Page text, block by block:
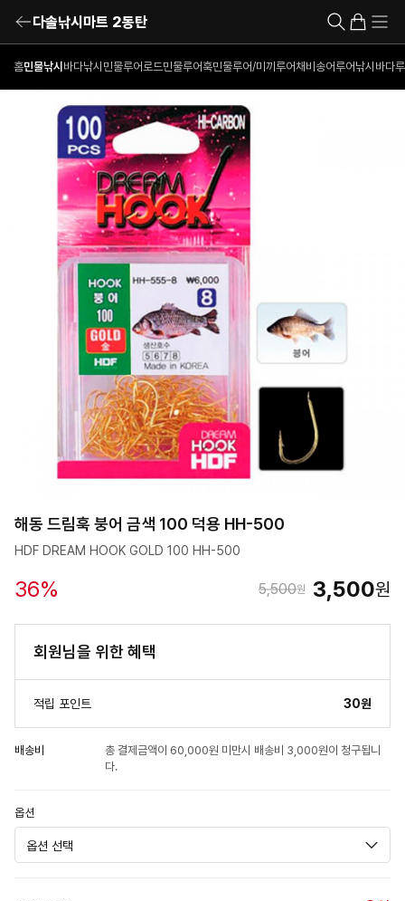
다솔낚시마트 2동탄
홈민물낚시 바다낚시 민물루어로드민물루어훅민물루어/미끼 루어채비 송어루어낚시 바다
해동 드림훅 붕어 금색 100 덕용 HH-500
HDF DREAM HOOK GOLD 100 HH-500
36% 5,500원 3,500원
회원님을 위한 혜택
적립 포인트 30원
배송비
총 결제금액이 60,000원 미만시 배송비 3,000원이 청구됩니
다.
옵션